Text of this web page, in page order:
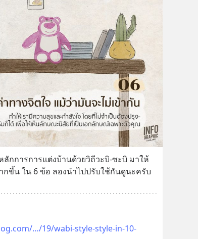
ลักการการแต่งบ้านด้วยวิถีวะบิ-ซะบิ มาให้
ขึ้น ใน 6 ข้อ ลองนำไปปรับใช้กันดูนะครับ
…/19/wabi-style-style-in-10-